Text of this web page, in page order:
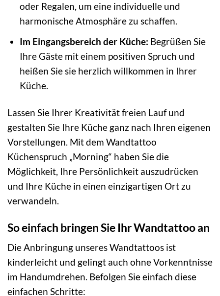
oder Regalen, um eine individuelle und
harmonische Atmosphäre zu schaffen.
Im Eingangsbereich der Küche: Begrüßen Sie
Ihre Gäste mit einem positiven Spruch und
heißen Sie sie herzlich willkommen in Ihrer
Küche.
Lassen Sie Ihrer Kreativität freien Lauf und
gestalten Sie Ihre Küche ganz nach Ihren eigenen
Vorstellungen. Mit dem Wandtattoo
Küchenspruch „Morning“ haben Sie die
Möglichkeit, Ihre Persönlichkeit auszudrücken
und Ihre Küche in einen einzigartigen Ort zu
verwandeln.
So einfach bringen Sie Ihr Wandtattoo an
Die Anbringung unseres Wandtattoos ist
kinderleicht und gelingt auch ohne Vorkenntnisse
im Handumdrehen. Befolgen Sie einfach diese
einfachen Schritte: